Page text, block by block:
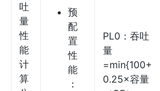
吐
量
性
能
计
算
预
配
置
性
能
：
PL0：吞吐
量
=min{100+
0.25×容量